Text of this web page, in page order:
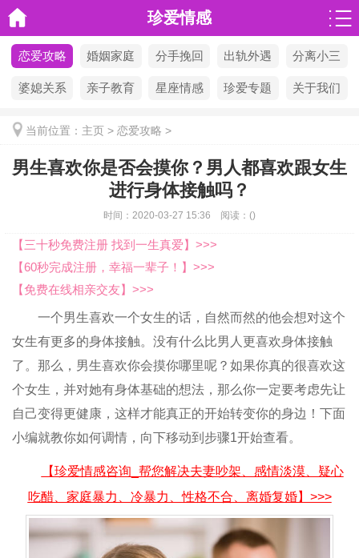
珍爱情感
恋爱攻略 婚姻家庭 分手挽回 出轨外遇 分离小三
婆媳关系 亲子教育 星座情感 珍爱专题 关于我们
当前位置： 主页 > 恋爱攻略 >
男生喜欢你是否会摸你？男人都喜欢跟女生
进行身体接触吗？
时间： 2020-03-27 15:36 阅读： ()
【三十秒免费注册 找到一生真爱】>>>
【60秒完成注册，幸福一辈子！】>>>
【免费在线相亲交友】>>>
一个男生喜欢一个女生的话，自然而然的他会想对这个
女生有更多的身体接触。没有什么比男人更喜欢身体接触
了。那么，男生喜欢你会摸你哪里呢？如果你真的很喜欢这
个女生，并对她有身体基础的想法，那么你一定要考虑先让
自己变得更健康，这样才能真正的开始转变你的身边！下面
小编就教你如何调情，向下移动到步骤1开始查看。
【珍爱情感咨询_帮您解决夫妻吵架、感情淡漠、疑心
吃醋、家庭暴力、冷暴力、性格不合、离婚复婚】>>>